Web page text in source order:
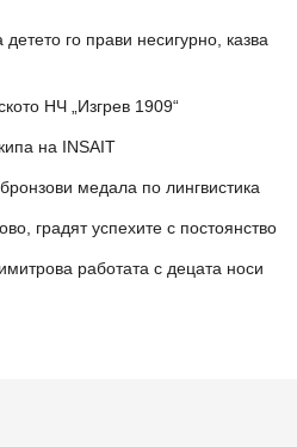
го прави несигурно, казва
НЧ „Изгрев 1909“
на INSAIT
медала по лингвистика
градят успехите с постоянство
работата с децата носи